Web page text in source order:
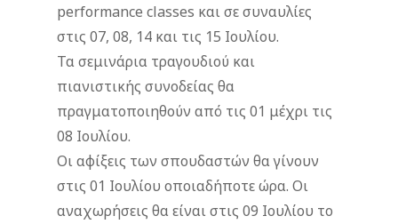
performance classes και σε συναυλίες
στις 07, 08, 14 και τις 15 Ιουλίου.
Τα σεμινάρια τραγουδιού και
πιανιστικής συνοδείας θα
πραγματοποιηθούν από τις 01 μέχρι τις
08 Ιουλίου.
Οι αφίξεις των σπουδαστών θα γίνουν
στις 01 Ιουλίου οποιαδήποτε ώρα. Οι
αναχωρήσεις θα είναι στις 09 Ιουλίου το